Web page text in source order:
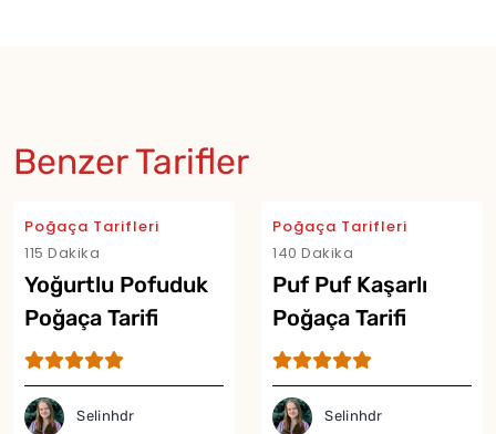
Benzer Tarifler
Poğaça Tarifleri
115 Dakika
Yoğurtlu Pofuduk
Poğaça Tarifi
Selinhdr
Poğaça Tarifleri
140 Dakika
Puf Puf Kaşarlı
Poğaça Tarifi
Selinhdr